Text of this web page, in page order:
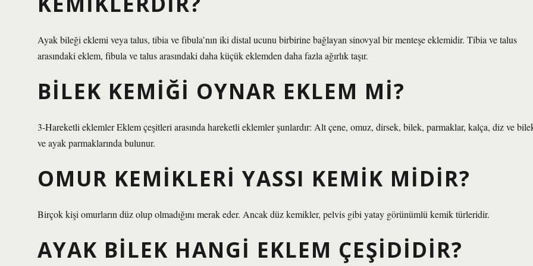
Ayak bileği eklemi veya talus, tibia ve fibula’nın iki distal ucunu birbirine bağlayan sinovyal bir menteşe eklemidir. Tibia ve talus
arasındaki eklem, fibula ve talus arasındaki daha küçük eklemden daha fazla ağırlık taşır.
BILEK KEMIĞI OYNAR EKLEM MI?
3-Hareketli eklemler Eklem çeşitleri arasında hareketli eklemler şunlardır: Alt çene, omuz, dirsek, bilek, parmaklar, kalça, diz ve
ve ayak parmaklarında bulunur.
OMUR KEMIKLERI YASSI KEMIK MIDIR?
Birçok kişi omurların düz olup olmadığını merak eder. Ancak düz kemikler, pelvis gibi yatay görünümlü kemik türleridir.
AYAK BILEK HANGI EKLEM ÇEŞIDIDIR?